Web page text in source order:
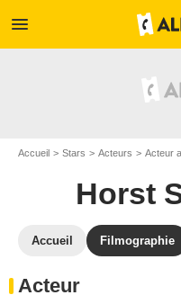
menu
Accueil Stars Acteurs Acteur
Horst
Accueil Filmographie
Acteur